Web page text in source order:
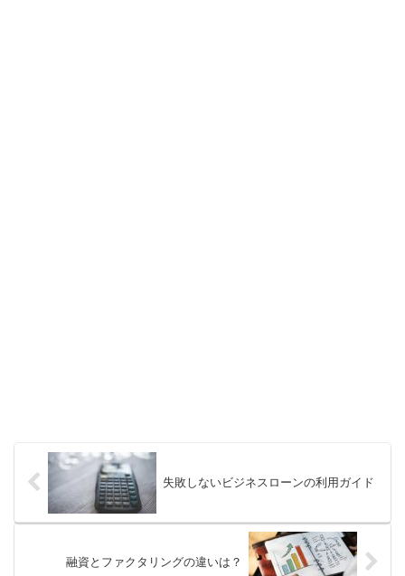
失敗しないビジネスローンの利用ガイド
融資とファクタリングの違いは？